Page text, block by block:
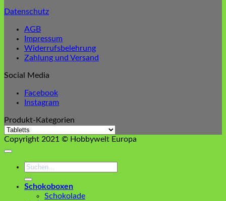
Datenschutz
AGB
Impressum
Widerrufsbelehrung
Zahlung und Versand
Social Media
Facebook
Instagram
Produkt-Kategorien
Copyright 2021 © Hobbywelt Europa
Suchen
Schokoboxen
Schokolade